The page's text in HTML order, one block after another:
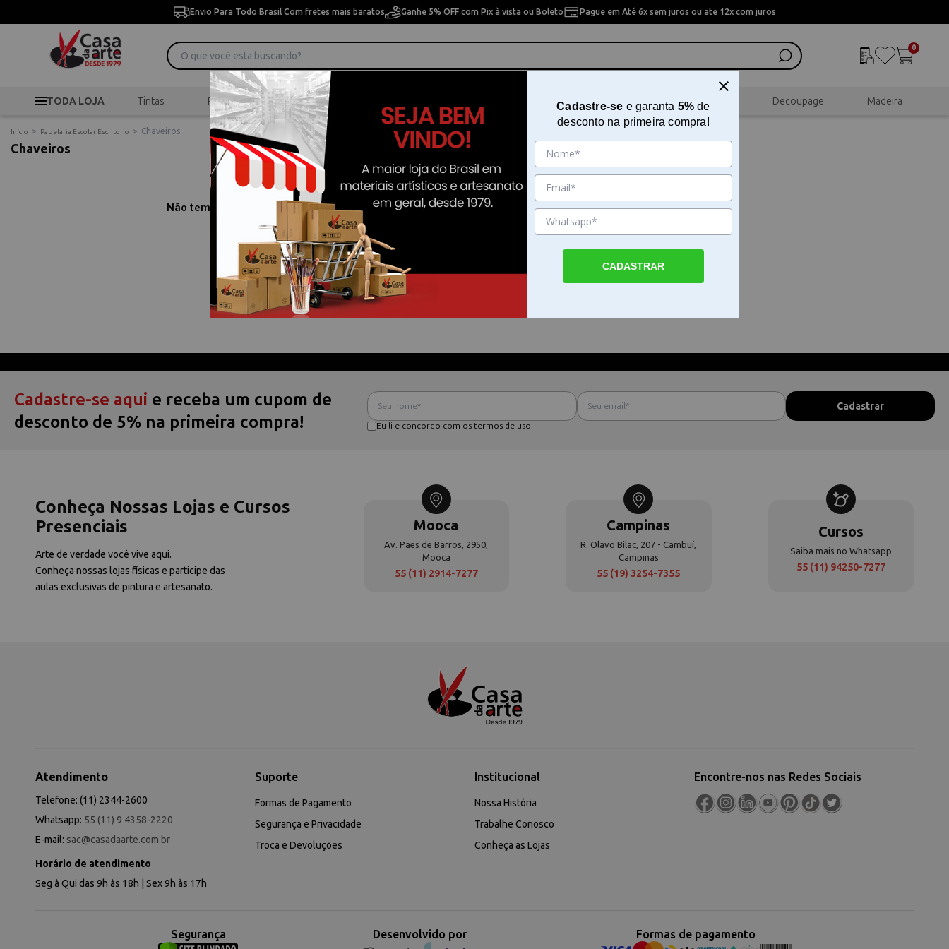
Envio Para Todo Brasil Com fretes mais baratos Ganhe 5% OFF com Pix à vista ou Boleto Pague em Até 6x sem juros ou ate 12x com juros
0
TODA LOJA Tintas Pincéis Desenho Pintura Artesanal Scrapbook Decoupage Madeira
Início > Papelaria Escolar Escritorio > Chaveiros
Chaveiros
Não temos resultados para sua pesquisa. Por favor, tente com outros filtros.
Comprar Chaveiros em Casa da Arte
Compre online Chaveiros por . Faça seu pedido e pague-o online.
Cadastre-se aqui e receba um cupom de
desconto de 5% na primeira compra!
Eu li e concordo com os termos de uso
Conheça Nossas Lojas e Cursos
Presenciais
Arte de verdade você vive aqui.
Conheça nossas lojas físicas e participe das
aulas exclusivas de pintura e artesanato.
Mooca
Av. Paes de Barros, 2950,
Mooca
55 (11) 2914-7277
Campinas
R. Olavo Bilac, 207 - Cambuí,
Campinas
55 (19) 3254-7355
Cursos
Saiba mais no Whatsapp
55 (11) 94250-7277
Atendimento
Telefone: (11) 2344-2600
Whatsapp: 55 (11) 9 4358-2220
E-mail: sac@casadaarte.com.br
Horário de atendimento
Seg à Qui das 9h às 18h | Sex 9h às 17h
Suporte
Formas de Pagamento
Segurança e Privacidade
Troca e Devoluções
Institucional
Nossa História
Trabalhe Conosco
Conheça as Lojas
Encontre-nos nas Redes Sociais
Segurança Desenvolvido por Formas de pagamento
Cadastre-se e garanta 5%de
desconto na primeira compra!
CADASTRAR